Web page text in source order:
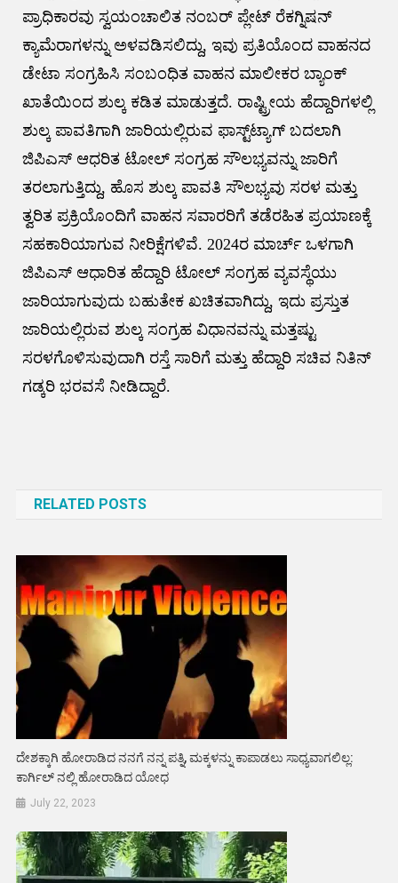
ಪ್ರಾಧಿಕಾರವು ಸ್ವಯಂಚಾಲಿತ ನಂಬರ್ ಪ್ಲೇಟ್ ರೆಕಗ್ನಿಷನ್
ಕ್ಯಾಮೆರಾಗಳನ್ನು ಅಳವಡಿಸಲಿದ್ದು, ಇವು ಪ್ರತಿಯೊಂದ ವಾಹನದ
ಡೇಟಾ ಸಂಗ್ರಹಿಸಿ ಸಂಬಂಧಿತ ವಾಹನ ಮಾಲೀಕರ ಬ್ಯಾಂಕ್
ಖಾತೆಯಿಂದ ಶುಲ್ಕ ಕಡಿತ ಮಾಡುತ್ತದೆ. ರಾಷ್ಟ್ರೀಯ ಹೆದ್ದಾರಿಗಳಲ್ಲಿ
ಶುಲ್ಕ ಪಾವತಿಗಾಗಿ ಜಾರಿಯಲ್ಲಿರುವ ಫಾಸ್ಟ್‌ಟ್ಯಾಗ್ ಬದಲಾಗಿ
ಜಿಪಿಎಸ್ ಆಧರಿತ ಟೋಲ್ ಸಂಗ್ರಹ ಸೌಲಭ್ಯವನ್ನು ಜಾರಿಗೆ
ತರಲಾಗುತ್ತಿದ್ದು, ಹೊಸ ಶುಲ್ಕ ಪಾವತಿ ಸೌಲಭ್ಯವು ಸರಳ ಮತ್ತು
ತ್ವರಿತ ಪ್ರಕ್ರಿಯೊಂದಿಗೆ ವಾಹನ ಸವಾರರಿಗೆ ತಡೆರಹಿತ ಪ್ರಯಾಣಕ್ಕೆ
ಸಹಕಾರಿಯಾಗುವ ನೀರಿಕ್ಷೆಗಳಿವೆ. 2024ರ ಮಾರ್ಚ್ ಒಳಗಾಗಿ
ಜಿಪಿಎಸ್ ಆಧಾರಿತ ಹೆದ್ದಾರಿ ಟೋಲ್ ಸಂಗ್ರಹ ವ್ಯವಸ್ಥೆಯು
ಜಾರಿಯಾಗುವುದು ಬಹುತೇಕ ಖಚಿತವಾಗಿದ್ದು, ಇದು ಪ್ರಸ್ತುತ
ಜಾರಿಯಲ್ಲಿರುವ ಶುಲ್ಕ ಸಂಗ್ರಹ ವಿಧಾನವನ್ನು ಮತ್ತಷ್ಟು
ಸರಳಗೊಳಿಸುವುದಾಗಿ ರಸ್ತೆ ಸಾರಿಗೆ ಮತ್ತು ಹೆದ್ದಾರಿ ಸಚಿವ ನಿತಿನ್
ಗಡ್ಕರಿ ಭರವಸೆ ನೀಡಿದ್ದಾರೆ.
RELATED POSTS
ದೇಶಕ್ಕಾಗಿ ಹೋರಾಡಿದ ನನಗೆ ನನ್ನ ಪತ್ನಿ, ಮಕ್ಕಳನ್ನು ಕಾಪಾಡಲು ಸಾಧ್ಯವಾಗಲಿಲ್ಲ:
ಕಾರ್ಗಿಲ್ ನಲ್ಲಿ ಹೋರಾಡಿದ ಯೋಧ
July 22, 2023